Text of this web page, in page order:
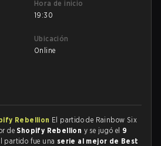
Hora de inicio
19:30
Ubicación
Online
Rebellion El partido de Rainbow Six
deShopify Rebellion y se jugó el 9
partido fue una serie al mejor de Best